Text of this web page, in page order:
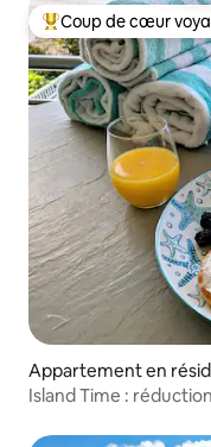
Coups de cœur
Coup de cœur
Appartement en
Island Time :